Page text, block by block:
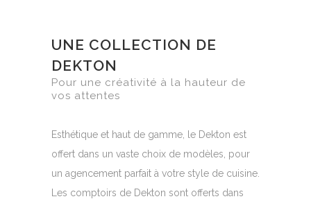
UNE COLLECTION DE
DEKTON
Pour une créativité à la hauteur de
vos attentes
Esthétique et haut de gamme, le Dekton est
offert dans un vaste choix de modèles, pour
un agencement parfait à votre style de cuisine.
Les comptoirs de Dekton sont offerts dans